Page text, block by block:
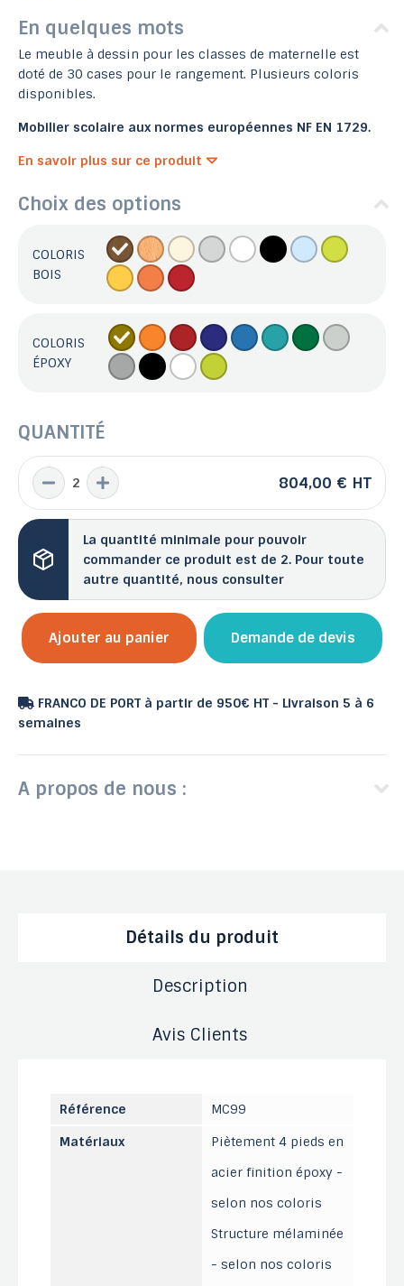
En quelques mots
Le meuble à dessin pour les classes de maternelle est
doté de 30 cases pour le rangement. Plusieurs coloris
disponibles.
Mobilier scolaire aux normes européennes NF EN 1729.
En savoir plus sur ce produit
Choix des options
COLORIS
BOIS
COLORIS
ÉPOXY
QUANTITÉ
804,00 € HT
La quantité minimale pour pouvoir
commander ce produit est de 2. Pour toute
autre quantité, nous consulter
Ajouter au panier Demande de devis
FRANCO DE PORT à partir de 950€ HT - Livraison 5 à 6
semaines
A propos de nous :
Détails du produit
Description
Avis Clients
Référence
MC99
Matériaux
Piètement 4 pieds en
acier finition époxy -
selon nos coloris
Structure mélaminée
- selon nos coloris